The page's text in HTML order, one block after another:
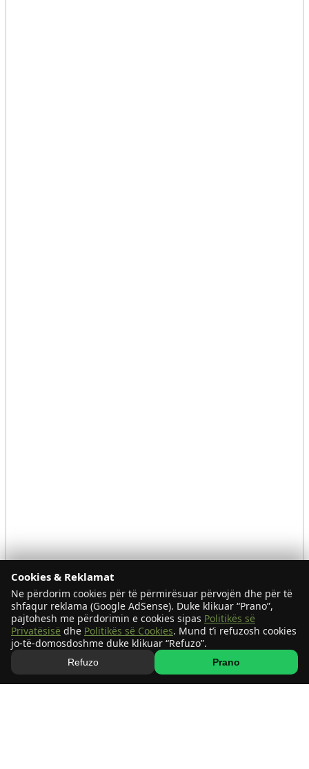
Cookies & Reklamat
Ne përdorim cookies për të përmirësuar përvojën dhe për të
shfaqur reklama (Google AdSense). Duke klikuar “Prano”,
pajtohesh me përdorimin e cookies sipas Politikës së
Privatësisë dhe Politikës së Cookies. Mund t’i refuzosh cookies
jo-të-domosdoshme duke klikuar “Refuzo”.
Refuzo Prano